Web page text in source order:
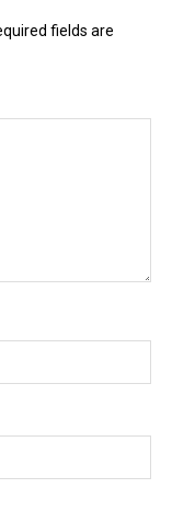
fields are